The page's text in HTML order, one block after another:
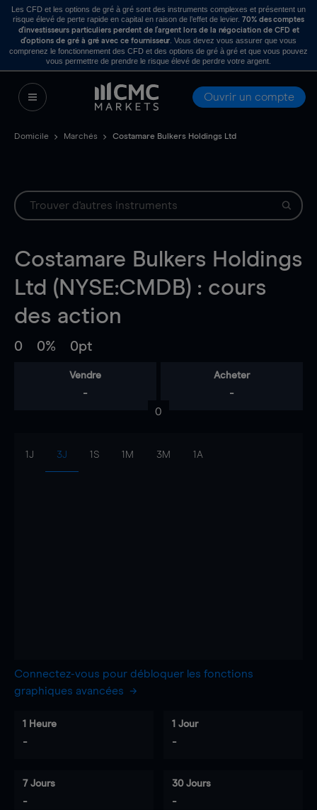
Les CFD et les options de gré à gré sont des instruments complexes et présentent un
risque élevé de perte rapide en capital en raison de l’effet de levier. 70% des comptes
d’investisseurs particuliers perdent de l’argent lors de la négociation de CFD et
d’options de gré à gré avec ce fournisseur . Vous devez vous assurer que vous
comprenez le fonctionnement des CFD et des options de gré à gré et que vous pouvez
vous permettre de prendre le risque élevé de perdre votre argent.
Ouvrir un compte
Domicile Marchés Costamare Bulkers Holdings Ltd
Costamare Bulkers Holdings
Ltd (NYSE:CMDB) : cours
des action
0 0% 0pt
Vendre
-
Acheter
-
0
1J 3J 1S 1M 3M 1A
Connectez-vous pour débloquer les fonctions
graphiques avancées
1 Heure
-
1 Jour
-
7 Jours
-
30 Jours
-